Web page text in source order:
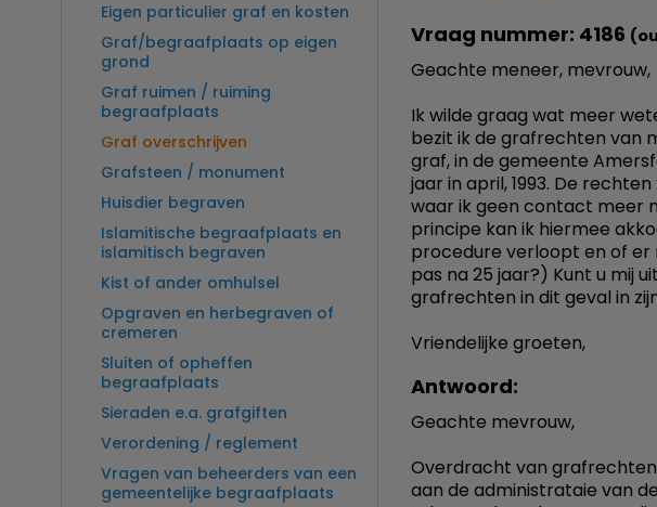
Eigen particulier graf en kosten
Graf/begraafplaats op eigen
grond
Graf ruimen / ruiming
begraafplaats
Graf overschrijven
Grafsteen / monument
Huisdier begraven
Islamitische begraafplaats en
islamitisch begraven
Kist of ander omhulsel
Opgraven en herbegraven of
cremeren
Sluiten of opheffen
begraafplaats
Sieraden e.a. grafgiften
Verordening / reglement
Vragen van beheerders van een
gemeentelijke begraafplaats
Vraag nummer: 4186
Geachte meneer, mevrouw,
Ik wilde graag wat meer
bezit ik de grafrechten van
graf, in de gemeente
jaar in april, 1993. De
waar ik geen contact meer
principe kan ik hiermee
procedure verloopt en of er
pas na 25 jaar?) Kunt u mij
grafrechten in dit geval in
Vriendelijke groeten,
Antwoord:
Geachte mevrouw,
Overdracht van
aan de administrataie van